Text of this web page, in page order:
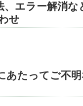
、エラー解消
せ
あたってご不